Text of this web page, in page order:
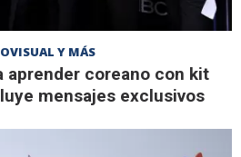
Y MÁS
aprender coreano con kit
mensajes exclusivos